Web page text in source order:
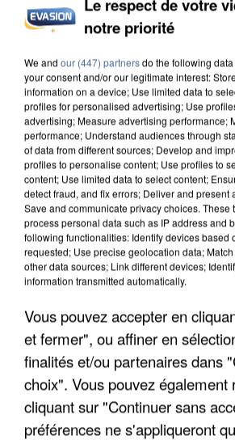
DE SOLIDARITÉ AVEC LES...
APRÈS TOUTES CES
DE FAUNE SAUVAGE SONT...
Le respect de votre
notre priorité
We and our (447) partnersdo the following
your consent and/or our legitimate interest:
information on a device; Use limited data to
profiles for personalised advertising; Use
advertising; Measure advertising performance;
performance; Understand audiences through
of data from different sources; Develop and
profiles to personalise content; Use profiles to
content; Use limited data to select content;
detect fraud, and fix errors; Deliver and present
Save and communicate privacy choices. These
process personal data such as IP address and
following functionalities: Identify devices based
requested; Use precise geolocation data;
other data sources; Link different devices;
information transmitted automatically.
Vous pouvez accepter en
et fermer", ou affiner en
finalités et/ou partenaires dans
choix". Vous pouvez également
cliquant sur "Continuer sans
préférences ne s'appliqueront